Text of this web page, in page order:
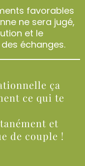
favorables
ne sera jugé,
et le
échanges.
ça
ce qui te
et
de couple !